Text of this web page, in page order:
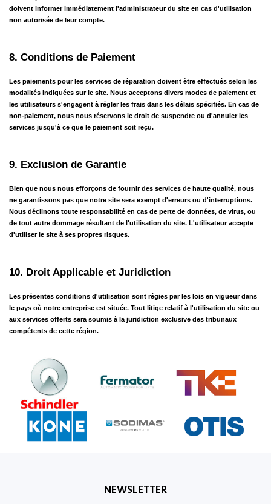
doivent informer immédiatement l'administrateur du site en cas d'utilisation
non autorisée de leur compte.
8. Conditions de Paiement
Les paiements pour les services de réparation doivent être effectués selon les
modalités indiquées sur le site. Nous acceptons divers modes de paiement et
les utilisateurs s'engagent à régler les frais dans les délais spécifiés. En cas de
non-paiement, nous nous réservons le droit de suspendre ou d'annuler les
services jusqu'à ce que le paiement soit reçu.
9. Exclusion de Garantie
Bien que nous nous efforçons de fournir des services de haute qualité, nous
ne garantissons pas que notre site sera exempt d'erreurs ou d'interruptions.
Nous déclinons toute responsabilité en cas de perte de données, de virus, ou
de tout autre dommage résultant de l'utilisation du site. L'utilisateur accepte
d'utiliser le site à ses propres risques.
10. Droit Applicable et Juridiction
Les présentes conditions d'utilisation sont régies par les lois en vigueur dans
le pays où notre entreprise est située. Tout litige relatif à l'utilisation du site ou
aux services offerts sera soumis à la juridiction exclusive des tribunaux
compétents de cette région.
NEWSLETTER